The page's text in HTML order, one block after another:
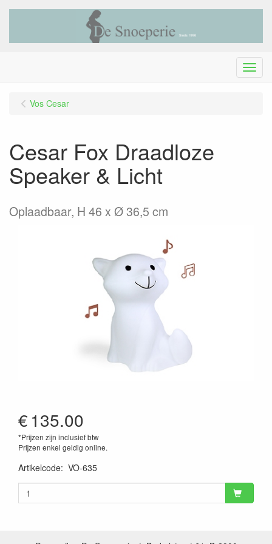
Menu
Vos Cesar
Cesar Fox Draadloze
Speaker & Licht
Oplaadbaar, H 46 x Ø 36,5 cm
€135.00
*Prijzen zijn inclusief btw
Prijzen enkel geldig online.
Artikelcode: VO-635